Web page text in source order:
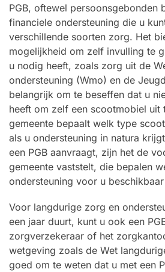
PGB, oftewel persoonsgebonden
financiele ondersteuning die u
verschillende soorten zorg. Het
mogelijkheid om zelf invulling te
u nodig heeft, zoals zorg uit de
ondersteuning (Wmo) en de
belangrijk om te beseffen dat u
heeft om zelf een scootmobiel uit
gemeente bepaalt welk type
als u ondersteuning in natura
een PGB aanvraagt, zijn het de
gemeente vaststelt, die bepalen
ondersteuning voor u
Voor langdurige zorg en
een jaar duurt, kunt u ook een
zorgverzekeraar of het
wetgeving zoals de Wet
goed om te weten dat u met een